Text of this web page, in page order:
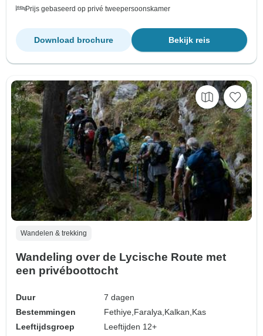
Prijs gebaseerd op privé tweepersoonskamer
Bekijk reis
Download brochure
Wandelen & trekking
Wandeling over de Lycische Route met
een privéboottocht
Duur
7 dagen
Bestemmingen
Fethiye, Faralya, Kalkan, Kas
Leeftijdsgroep
Leeftijden 12+